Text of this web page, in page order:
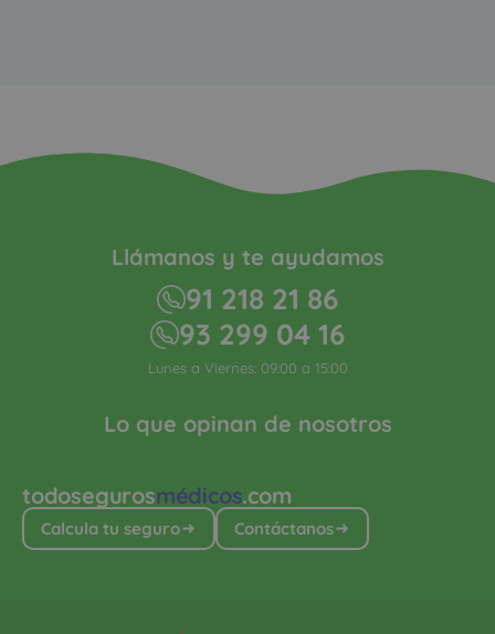
todosegurosmédicos.com
Calcula tu seguro Contáctanos
Lo que opinan de nosotros
Llámanos y te ayudamos
91 218 21 86
93 299 04 16
Lunes a Viernes: 09:00 a 15:00